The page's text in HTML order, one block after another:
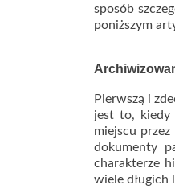
sposób
poniższym
Pierwszą i
jest to, kiedy
miejscu
dokumenty
charakterze
wiele długich